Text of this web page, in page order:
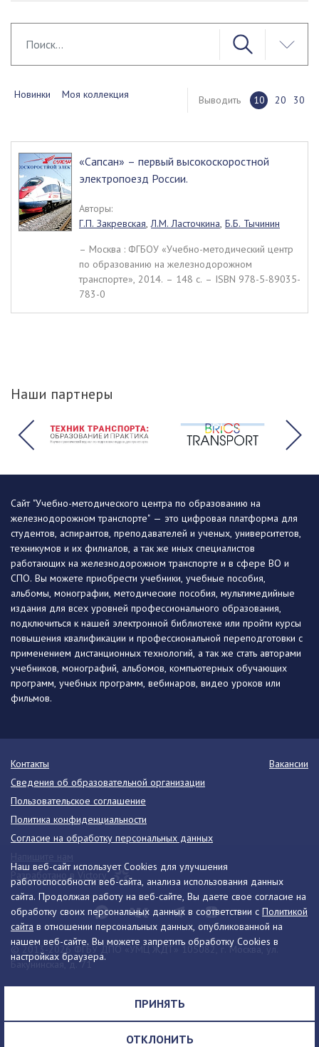
Новинки Моя коллекция Выводить 10 20 30
«Сапсан» – первый высокоскоростной
электропоезд России.
Авторы:
Г.П. Закревская,Л.М. Ласточкина, Б.Б. Тычинин
– Москва : ФГБОУ «Учебно-методический центр
по образованию на железнодорожном
транспорте», 2014. – 148 c. – ISBN 978-5-89035-
783-0
Наши партнеры
Наш веб-сайт использует Cookies для улучшения
работоспособности веб-сайта, анализа использования данных
сайта. Продолжая работу на веб-сайте, Вы даете свое согласие на
обработку своих персональных данных в соответствии с Политикой
сайта в отношении персональных данных, опубликованной на
нашем веб-сайте. Вы можете запретить обработку Cookies в
настройках браузера.
ПРИНЯТЬ
ОТКЛОНИТЬ
Сайт "Учебно-методического центра по образованию на
железнодорожном транспорте" — это цифровая платформа для
студентов, аспирантов, преподавателей и ученых, университетов,
техникумов и их филиалов, а так же иных специалистов
работающих на железнодорожном транспорте и в сфере ВО и
СПО. Вы можете приобрести учебники, учебные пособия,
альбомы, монографии, методические пособия, мультимедийные
издания для всех уровней профессионального образования,
подключиться к нашей электронной библиотеке или пройти курсы
повышения квалификации и профессиональной переподготовки с
применением дистанционных технологий, а так же стать авторами
учебников, монографий, альбомов, компьютерных обучающих
программ, учебных программ, вебинаров, видео уроков или
фильмов.
© 2013-2026 ФГБУ ДПО «УМЦ ЖДТ» 105082, г. Москва, ул.
Бакунинская, д. 71
Телефон:8 (495) 739-00-30 info@umczdt.ru
схема проезда
Контакты
Вакансии
Сведения об образовательной организации
Пользовательское соглашение
Политика конфиденциальности
Согласие на обработку персональных данных
Разработано в Victory